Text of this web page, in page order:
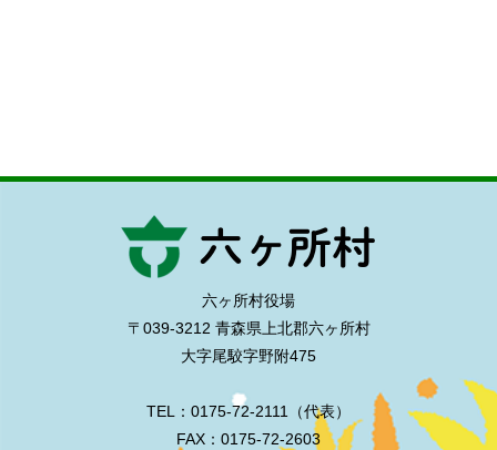
六ヶ所村役場
〒039-3212 青森県上北郡六ヶ所村
大字尾駮字野附475
TEL：0175-72-2111（代表）
FAX：0175-72-2603